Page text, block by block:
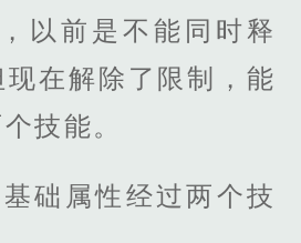
以前是不能同时释
在解除了限制，能
技能。
础属性经过两个技